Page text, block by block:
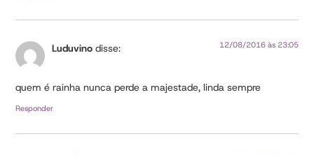
Luduvino disse: 12/08/2016 às 23:05
quem é rainha nunca perde a majestade, linda sempre
Responder